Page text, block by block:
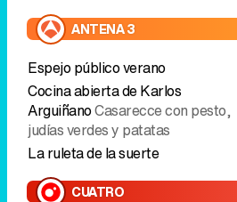
La ruleta de la suerte
CUATRO
Love shopping tv
¡Toma salami!Bares de series
Alerta cobraDías de perros
Alerta cobraEncargadas,
secuestradas, entregadas